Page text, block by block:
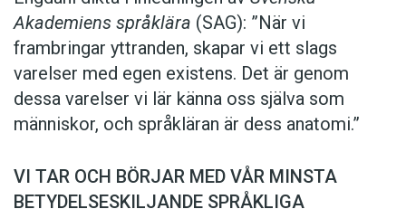
Akademiens språklära (SAG): ”När vi
frambringar yttranden, skapar vi ett slags
varelser med egen existens. Det är genom
dessa varelser vi lär känna oss själva som
människor, och språkläran är dess anatomi.”
VI TAR OCH BÖRJAR MED VÅR MINSTA
BETYDELSESKILJANDE SPRÅKLIGA